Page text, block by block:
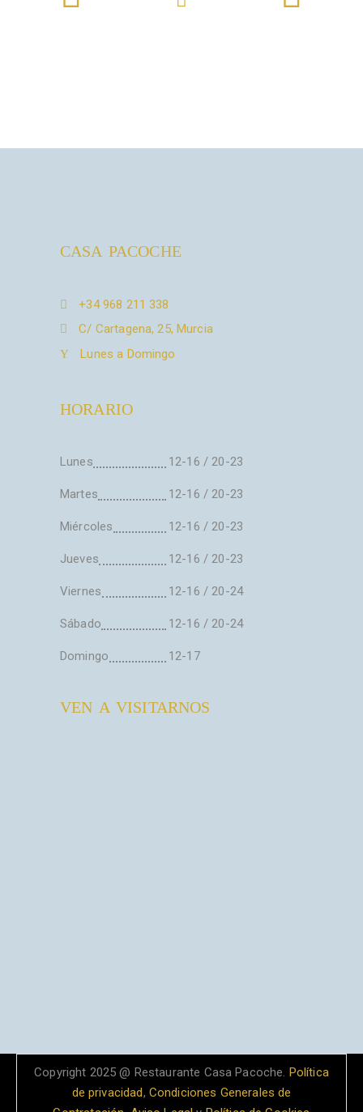
CASA PACOCHE
+34 968 211 338
C/ Cartagena, 25, Murcia
Lunes a Domingo
HORARIO
Lunes 12-16 / 20-23
Martes 12-16 / 20-23
Miércoles 12-16 / 20-23
Jueves 12-16 / 20-23
Viernes 12-16 / 20-24
Sábado 12-16 / 20-24
Domingo 12-17
VEN A VISITARNOS
Copyright 2025 @ Restaurante Casa Pacoche. Política
de privacidad, Condiciones Generales de